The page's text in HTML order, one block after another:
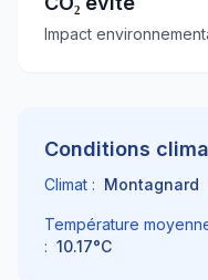
Impact
Conditions
Climat : Montagnard
Température
: 10.17°C